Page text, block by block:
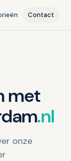
Contact
met
.nl
onze